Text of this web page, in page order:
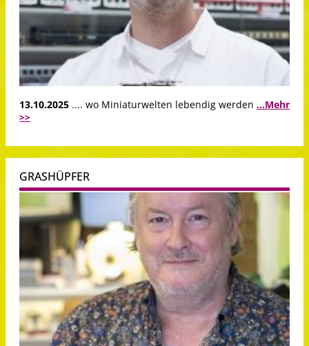
13.10.2025 .... wo Miniaturwelten lebendig werden ...Mehr
>>
GRASHÜPFER